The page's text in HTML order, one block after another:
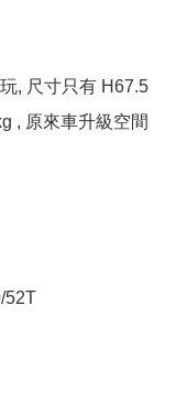
, 尺寸只有 H67.5
, 原來車升級空間
52T